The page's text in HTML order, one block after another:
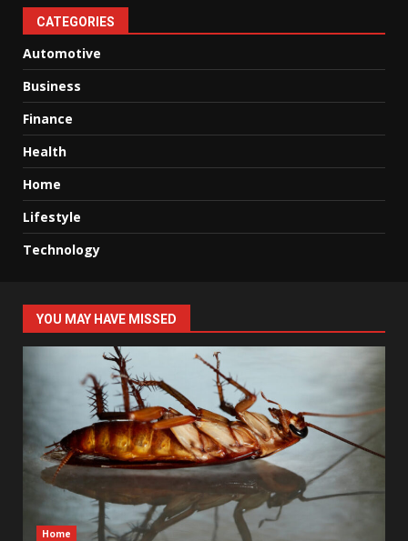
CATEGORIES
Automotive
Business
Finance
Health
Home
Lifestyle
Technology
YOU MAY HAVE MISSED
Home